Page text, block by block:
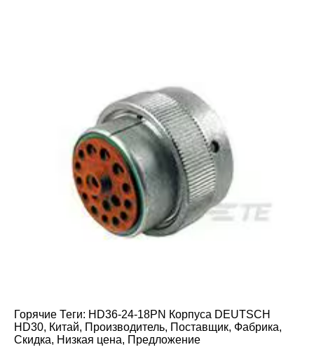
Горячие Теги: HD36-24-18PN Корпуса DEUTSCH
HD30, Китай, Производитель, Поставщик, Фабрика,
Скидка, Низкая цена, Предложение